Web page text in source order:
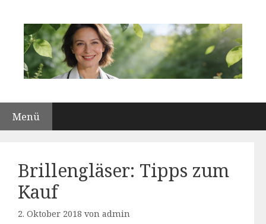
Inhalt
springen
Menü
Brillengläser: Tipps zum
Kauf
2. Oktober 2018 von admin